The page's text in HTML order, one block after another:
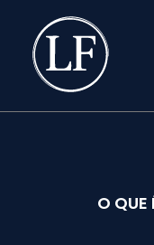
O QUE